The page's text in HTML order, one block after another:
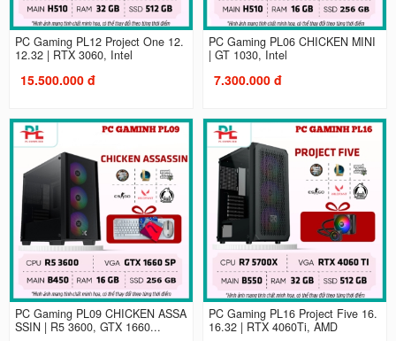
PC Gaming PL12 Project One 12.
12.32 | RTX 3060, Intel
15.500.000 đ
PC Gaming PL06 CHICKEN MINI
| GT 1030, Intel
7.300.000 đ
PC Gaming PL09 CHICKEN ASSA
SSIN | R5 3600, GTX 1660...
PC Gaming PL16 Project Five 16.
16.32 | RTX 4060Ti, AMD